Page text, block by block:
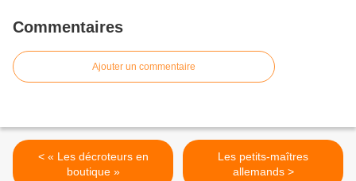
Commentaires
Ajouter un commentaire
< « Les décroteurs en
boutique »
Les petits-maîtres
allemands >